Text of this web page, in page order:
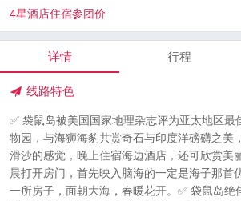
4星酒店住宿参团价
详情 行程
线路特色
✅ 袋鼠岛被美国国家地理杂志评为亚太地区最
物园，与海狮海豹共赏奇石与印度洋磅礴之美
滑沙的感觉，晚上住宿海边酒店，还可欣赏美
晨打开房门，首先映入脑海的一定是海子那首
一所房子，面朝大海，春暖花开。✅ 袋鼠岛绝